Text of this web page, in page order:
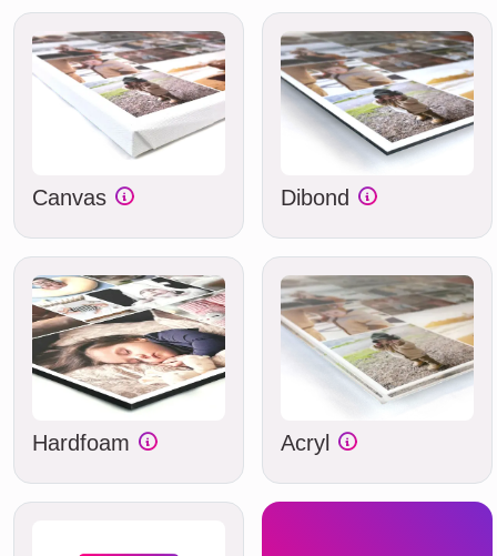
Canvas Dibond
Hardfoam Acryl